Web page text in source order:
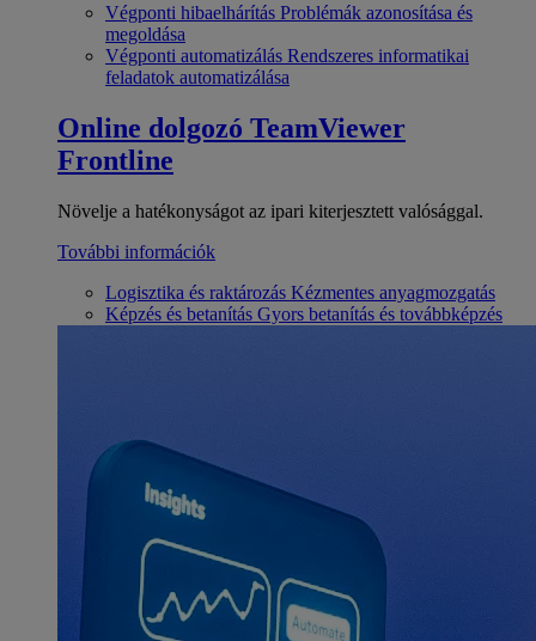
Végponti hibaelhárítás Problémák azonosítása és
megoldása
Végponti automatizálás Rendszeres informatikai
feladatok automatizálása
Online dolgozó TeamViewer
Frontline
Növelje a hatékonyságot az ipari kiterjesztett valósággal.
További információk
Logisztika és raktározás Kézmentes anyagmozgatás
Képzés és betanítás Gyors betanítás és továbbképzés